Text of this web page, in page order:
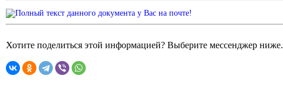
Хотите поделиться этой информацией? Выберите мессенджер ниже.